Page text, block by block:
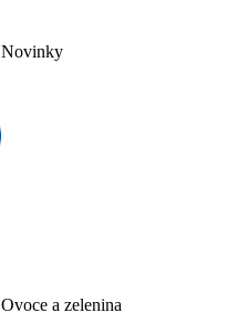
Novinky
Ovoce a zelenina